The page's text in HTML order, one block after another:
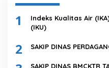
1
Indeks Kualitas Air
(IKU)
2 SAKIP DINAS
SAKIP DINAS BMCKTR